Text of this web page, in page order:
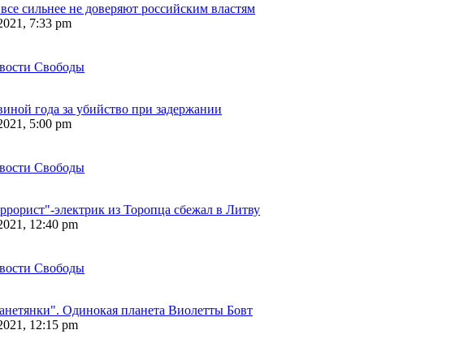
сильнее не доверяют российским властям
7:33 pm
Свободы
года за убийство при задержании
5:00 pm
Свободы
электрик из Торопца сбежал в Литву
12:40 pm
Свободы
Одинокая планета Виолетты Бовт
12:15 pm